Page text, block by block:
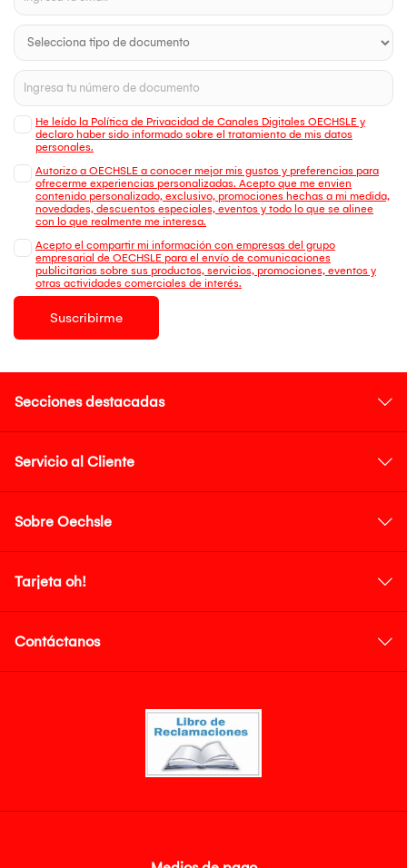
He leído la Política de Privacidad de Canales Digitales OECHSLE y
declaro haber sido informado sobre el tratamiento de mis datos
personales.
Autorizo a OECHSLE a conocer mejor mis gustos y preferencias para
ofrecerme experiencias personalizadas. Acepto que me envien
contenido personalizado, exclusivo, promociones hechas a mi medida,
novedades, descuentos especiales, eventos y todo lo que se alinee
con lo que realmente me interesa.
Acepto el compartir mi información con empresas del grupo
empresarial de OECHSLE para el envío de comunicaciones
publicitarias sobre sus productos, servicios, promociones, eventos y
otras actividades comerciales de interés.
Suscribirme
Secciones destacadas
Servicio al Cliente
Sobre Oechsle
Tarjeta oh!
Contáctanos